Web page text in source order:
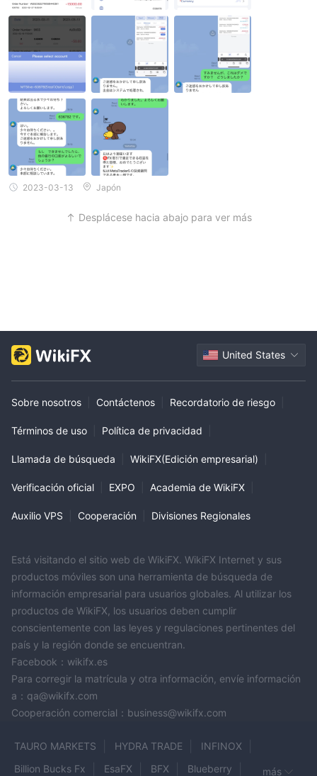
2023-03-13 Japón
Desplácese hacia abajo para ver más
United States
Sobre nosotros Contáctenos Recordatorio de riesgo
Términos de uso Política de privacidad
Llamada de búsqueda WikiFX(Edición empresarial)
Verificación oficial EXPO Academia de WikiFX
Auxilio VPS Cooperación Divisiones Regionales
Está visitando el sitio web de WikiFX. WikiFX Internet y sus
productos móviles son una herramienta de búsqueda de
información empresarial para usuarios globales. Al utilizar los
productos de WikiFX, los usuarios deben cumplir
conscientemente con las leyes y regulaciones pertinentes del
país y la región donde se encuentran.
Facebook：wikifx.es
Para corregir la matrícula y otra información, envíe información
a：qa@wikifx.com
Cooperación comercial：business@wikifx.com
TAURO MARKETS HYDRA TRADE
INFINOX
Billion Bucks Fx
EsaFX BFX Blueberry más